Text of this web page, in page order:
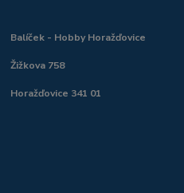
Balíček - Hobby Horažďovice
Žižkova 758
Horažďovice 341 01